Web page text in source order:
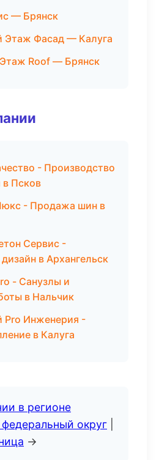
— Брянск
Этаж Фасад — Калуга
Roof — Брянск
- Производство
в Псков
- Продажа шин в
Сервис -
в Архангельск
- Санузлы и
в Нальчик
Pro Инженерия -
в Калуга
в регионе
округ
→